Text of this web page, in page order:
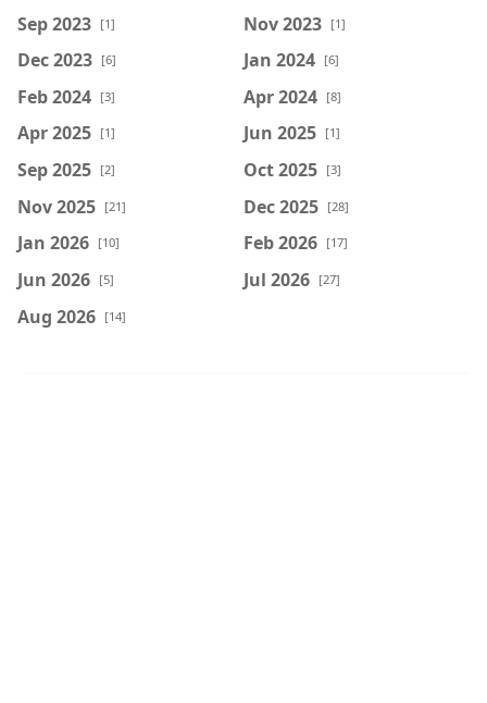
Sep 2023 [1] Nov 2023 [1]
Dec 2023 [6] Jan 2024 [6]
Feb 2024 [3] Apr 2024 [8]
Apr 2025 [1] Jun 2025 [1]
Sep 2025 [2] Oct 2025 [3]
Nov 2025 [21] Dec 2025 [28]
Jan 2026 [10] Feb 2026 [17]
Jun 2026 [5] Jul 2026 [27]
Aug 2026 [14]